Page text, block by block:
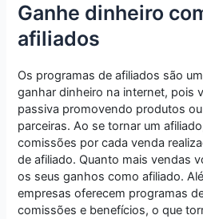
Ganhe dinheiro
afiliados
Os programas de afiliados são
ganhar dinheiro na internet, pois
passiva promovendo produtos
parceiras. Ao se tornar um
comissões por cada venda
de afiliado. Quanto mais vendas
os seus ganhos como afiliado.
empresas oferecem programas
comissões e benefícios, o que